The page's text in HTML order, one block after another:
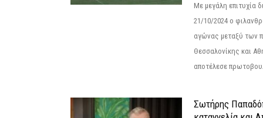
Με μεγάλη επιτυχία
21/10/2024 ο
αγώνας μεταξύ των
Θεσσαλονίκης και
αποτέλεσε
Σωτήρης